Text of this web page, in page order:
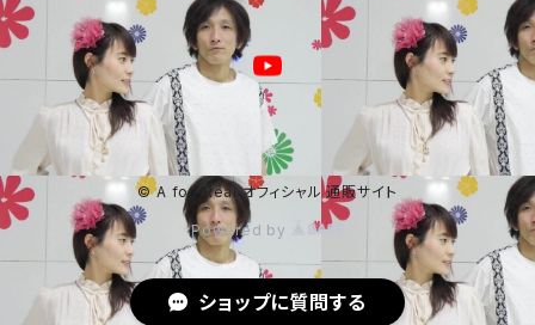
© A for-Real オフィシャル 通販サイト
Powered by
ショップに質問する